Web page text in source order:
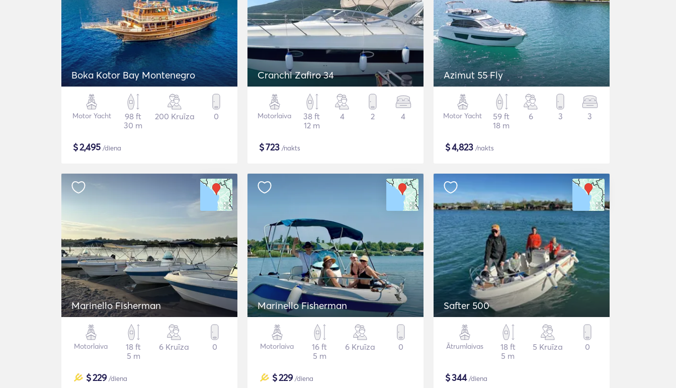
Boka Kotor Bay Montenegro
Motor Yacht
98 ft
30 m
200 Kruīza 0
$2,495 /diena
Cranchi Zafiro 34
Motorlaiva
38 ft
12 m
4 2 4
$723 /nakts
Azimut 55 Fly
Motor Yacht
59 ft
18 m
6 3 3
$4,823 /nakts
Marinello Fisherman
Motorlaiva
18 ft
5 m
6 Kruīza 0
$229/diena
Marinello Fisherman
Motorlaiva
16 ft
5 m
6 Kruīza 0
$229/diena
Safter 500
Ātrumlaivas
18 ft
5 m
5 Kruīza 0
$344/diena